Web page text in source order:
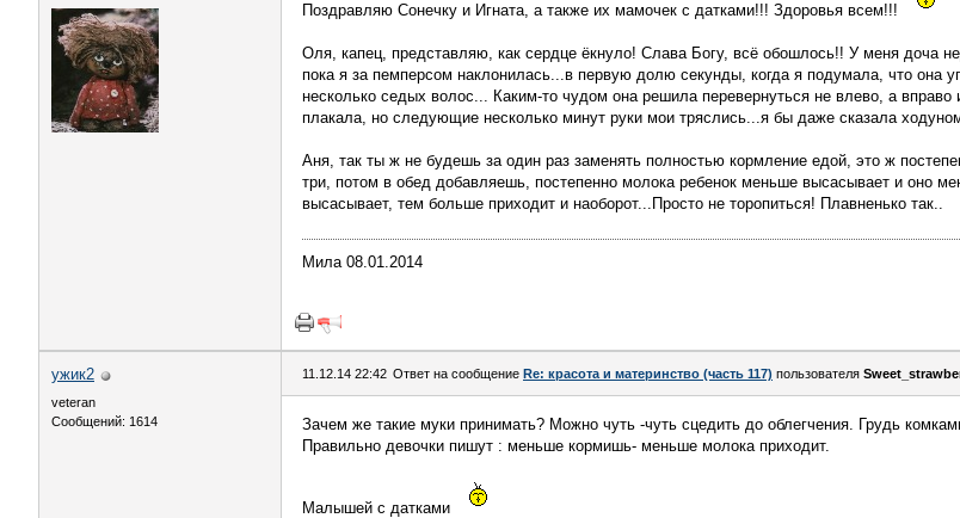
Поздравляю Сонечку и Игната, а также их мамочек с датками!!! Здоровья всем!!!
Оля, капец, представляю, как сердце ёкнуло! Слава Богу, всё обошлось!! У меня доча
пока я за пемперсом наклонилась...в первую долю секунды, когда я подумала, что она
несколько седых волос... Каким-то чудом она решила перевернуться не влево, а
плакала, но следующие несколько минут руки мои тряслись...я бы даже сказала
Аня, так ты ж не будешь за один раз заменять полностью кормление едой, это ж
три, потом в обед добавляешь, постепенно молока ребенок меньше высасывает и оно
высасывает, тем больше приходит и наоборот...Просто не торопиться! Плавненько так..
Мила 08.01.2014
ужик2
veteran
Сообщений: 1614
11.12.14 22:42 Ответ на сообщение Re: красота и материнство (часть 117) пользователя
Зачем же такие муки принимать? Можно чуть -чуть сцедить до облегчения. Грудь
Правильно девочки пишут : меньше кормишь- меньше молока приходит.
Малышей с датками